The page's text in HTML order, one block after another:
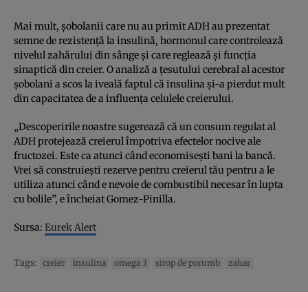
Mai mult, şobolanii care nu au primit ADH au prezentat
semne de rezistenţă la insulină, hormonul care controlează
nivelul zahărului din sânge şi care reglează şi funcţia
sinaptică din creier. O analiză a ţesutului cerebral al acestor
şobolani a scos la iveală faptul că insulina şi-a pierdut mult
din capacitatea de a influenţa celulele creierului.
„Descoperirile noastre sugerează că un consum regulat al
ADH protejează creierul împotriva efectelor nocive ale
fructozei. Este ca atunci când economiseşti bani la bancă.
Vrei să construieşti rezerve pentru creierul tău pentru a le
utiliza atunci când e nevoie de combustibil necesar în lupta
cu bolile”, e încheiat Gomez-Pinilla.
Sursa: Eurek Alert
Tags: creier insulina omega 3 sirop de porumb zahar